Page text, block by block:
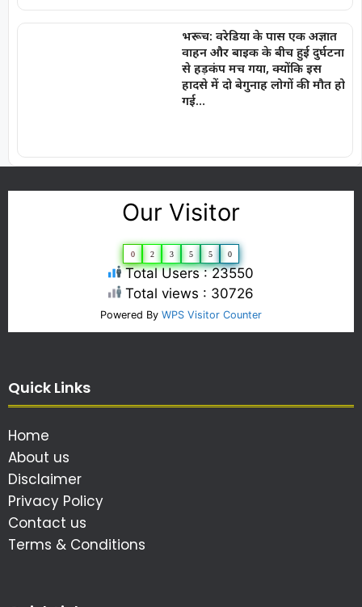
भरूच: वरेडिया के पास एक अज्ञात
वाहन और बाइक के बीच हुई दुर्घटना
से हड़कंप मच गया, क्योंकि इस
हादसे में दो बेगुनाह लोगों की मौत हो
गई…
Our Visitor
0 2 3 5 5 0
Total Users : 23550
Total views : 30726
Powered By WPS Visitor Counter
Quick Links
Home
About us
Disclaimer
Privacy Policy
Contact us
Terms & Conditions